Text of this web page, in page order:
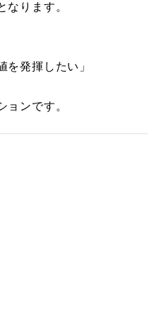
なります。
を発揮したい」
ョンです。